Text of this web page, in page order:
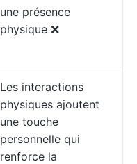
une présence
physique ❌
Les interactions
physiques ajoutent
une touche
personnelle qui
renforce la